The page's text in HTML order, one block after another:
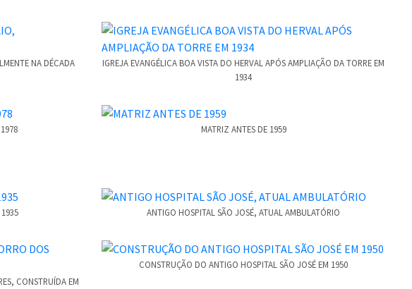
NA DÉCADA
IGREJA EVANGÉLICA BOA VISTA DO HERVAL APÓS AMPLIAÇÃO DA TORRE EM
1934
MATRIZ ANTES DE 1959
ANTIGO HOSPITAL SÃO JOSÉ, ATUAL AMBULATÓRIO
CONSTRUÍDA EM
CONSTRUÇÃO DO ANTIGO HOSPITAL SÃO JOSÉ EM 1950